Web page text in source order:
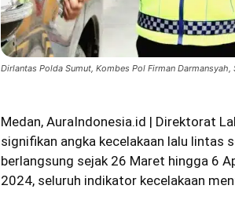
Dirlantas Polda Sumut, Kombes Pol Firman Darmansyah,
Medan, AuraIndonesia.id | Direktorat
signifikan angka kecelakaan lalu lintas
berlangsung sejak 26 Maret hingga 6
2024, seluruh indikator kecelakaan